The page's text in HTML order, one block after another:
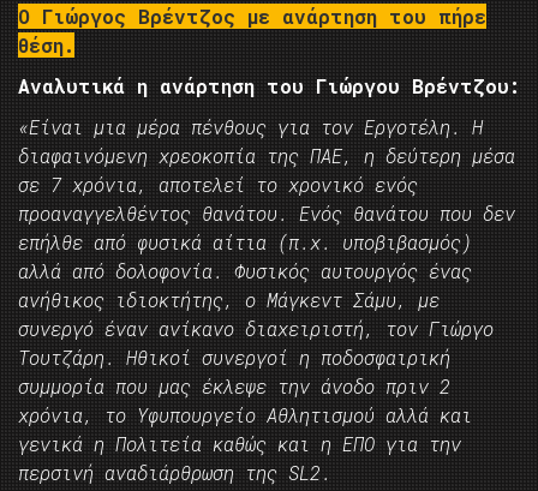
Ο Γιώργος Βρέντζος με ανάρτηση του πήρε
θέση.
Αναλυτικά η ανάρτηση του Γιώργου Βρέντζου:
«Είναι μια μέρα πένθους για τον Εργοτέλη. Η
διαφαινόμενη χρεοκοπία της ΠΑΕ, η δεύτερη μέσα
σε 7 χρόνια, αποτελεί το χρονικό ενός
προαναγγελθέντος θανάτου. Ενός θανάτου που δεν
επήλθε από φυσικά αίτια (π.χ. υποβιβασμός)
αλλά από δολοφονία. Φυσικός αυτουργός ένας
ανήθικος ιδιοκτήτης, ο Μάγκεντ Σάμυ, με
συνεργό έναν ανίκανο διαχειριστή, τον Γιώργο
Τουτζάρη. Ηθικοί συνεργοί η ποδοσφαιρική
συμμορία που μας έκλεψε την άνοδο πριν 2
χρόνια, το Υφυπουργείο Αθλητισμού αλλά και
γενικά η Πολιτεία καθώς και η ΕΠΟ για την
περσινή αναδιάρθρωση της SL2.